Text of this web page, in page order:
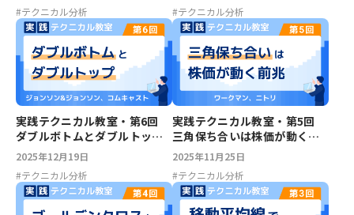
#テクニカル分析
#テクニカル分析
実践テクニカル教室・第6回
ダブルボトムとダブルトップ
～ジョンソン&ジョンソン、コ
ムキャスト
2025年12月19日
#テクニカル分析
実践テクニカル教室・第5回
三角保ち合いは株価が動く前
兆～ワークマン、ニトリ
2025年11月25日
#テクニカル分析